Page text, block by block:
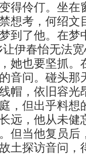
得伶仃。坐在
想考，何绍文
到了他。在梦
伊春怡无法
她也要坚抓。
音问。碰头那
帽，依旧容光
，但出乎料想
远，他从未健
但当他复员后
土探访音问，